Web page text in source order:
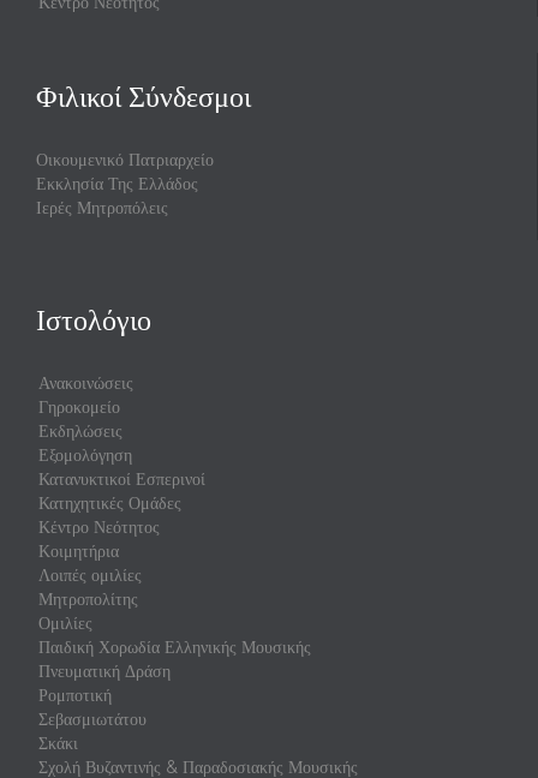
Φιλικοί Σύνδεσμοι
Οικουμενικό Πατριαρχείο
Εκκλησία Της Ελλάδος
Ιερές Μητροπόλεις
Ιστολόγιο
Ανακοινώσεις
Γηροκομείο
Εκδηλώσεις
Εξομολόγηση
Κατανυκτικοί Εσπερινοί
Κατηχητικές Ομάδες
Κέντρο Νεότητος
Κοιμητήρια
Λοιπές ομιλίες
Μητροπολίτης
Ομιλίες
Παιδική Χορωδία Ελληνικής Μουσικής
Πνευματική Δράση
Ρομποτική
Σεβασμιωτάτου
Σκάκι
Σχολή Βυζαντινής & Παραδοσιακής Μουσικής